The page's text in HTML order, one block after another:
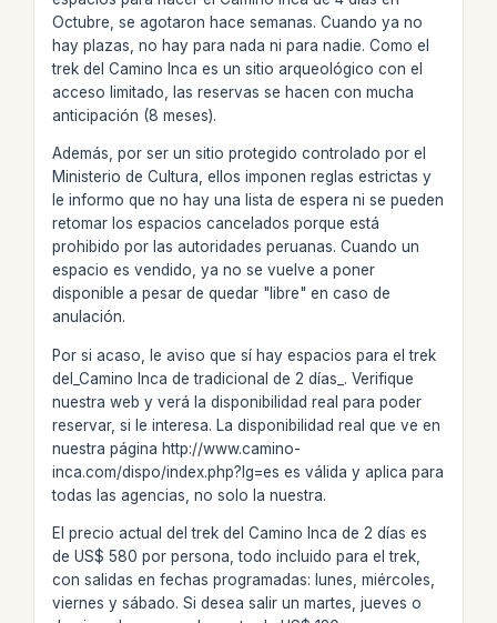
Octubre, se agotaron hace semanas. Cuando ya no
hay plazas, no hay para nada ni para nadie. Como el
trek del Camino Inca es un sitio arqueológico con el
acceso limitado, las reservas se hacen con mucha
anticipación (8 meses).
Además, por ser un sitio protegido controlado por el
Ministerio de Cultura, ellos imponen reglas estrictas y
le informo que no hay una lista de espera ni se pueden
retomar los espacios cancelados porque está
prohibido por las autoridades peruanas. Cuando un
espacio es vendido, ya no se vuelve a poner
disponible a pesar de quedar "libre" en caso de
anulación.
Por si acaso, le aviso que sí hay espacios para el trek
del_Camino Inca de tradicional de 2 días_. Verifique
nuestra web y verá la disponibilidad real para poder
reservar, si le interesa. La disponibilidad real que ve en
nuestra página http://www.camino-
inca.com/dispo/index.php?lg=es es válida y aplica para
todas las agencias, no solo la nuestra.
El precio actual del trek del Camino Inca de 2 días es
de US$ 580 por persona, todo incluido para el trek,
con salidas en fechas programadas: lunes, miércoles,
viernes y sábado. Si desea salir un martes, jueves o